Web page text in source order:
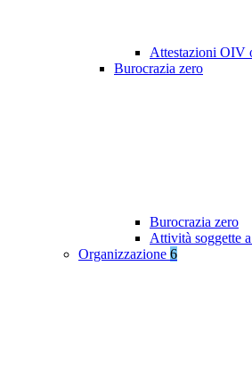
Attestazioni OIV
Burocrazia zero
Burocrazia zero
Attività soggette
Organizzazione 6